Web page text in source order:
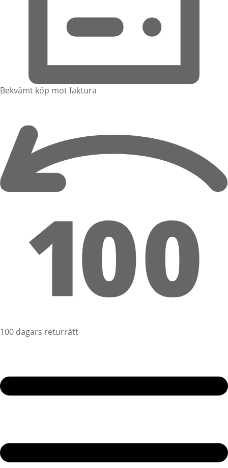
Bekvämt köp mot faktura
100 dagars returrätt